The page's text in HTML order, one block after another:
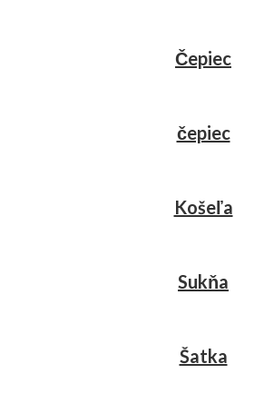
Čepiec
čepiec
Košeľa
Sukňa
Šatka